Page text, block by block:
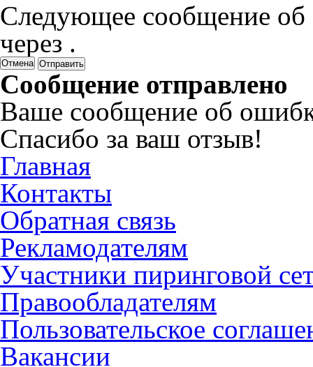
Следующее сообщение об
через .
Отмена
Сообщение отправлено
Ваше сообщение об
Спасибо за ваш отзыв!
Главная
Контакты
Обратная связь
Рекламодателям
Участники пиринговой
Правообладателям
Пользовательское
Вакансии